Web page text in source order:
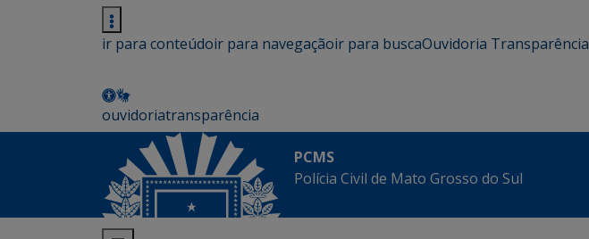
ir para conteúdoir para navegaçãoir para buscaOuvidoria Transparência
ouvidoriatransparência
PCMS
Polícia Civil de Mato Grosso do Sul